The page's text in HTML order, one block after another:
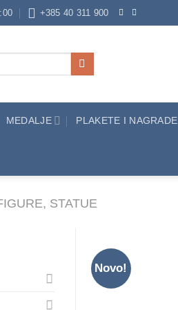
+385 40 311 900
MEDALJE PLAKETE I NAGRADE
STATUE
Novo!